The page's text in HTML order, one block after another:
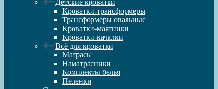
Детские кроватки
Кроватки-трансформеры
Трансформеры овальные
Кроватки-маятники
Кроватки-качалки
Всё для кроватки
Матрасы
Наматрасники
Комплекты белья
Пеленки